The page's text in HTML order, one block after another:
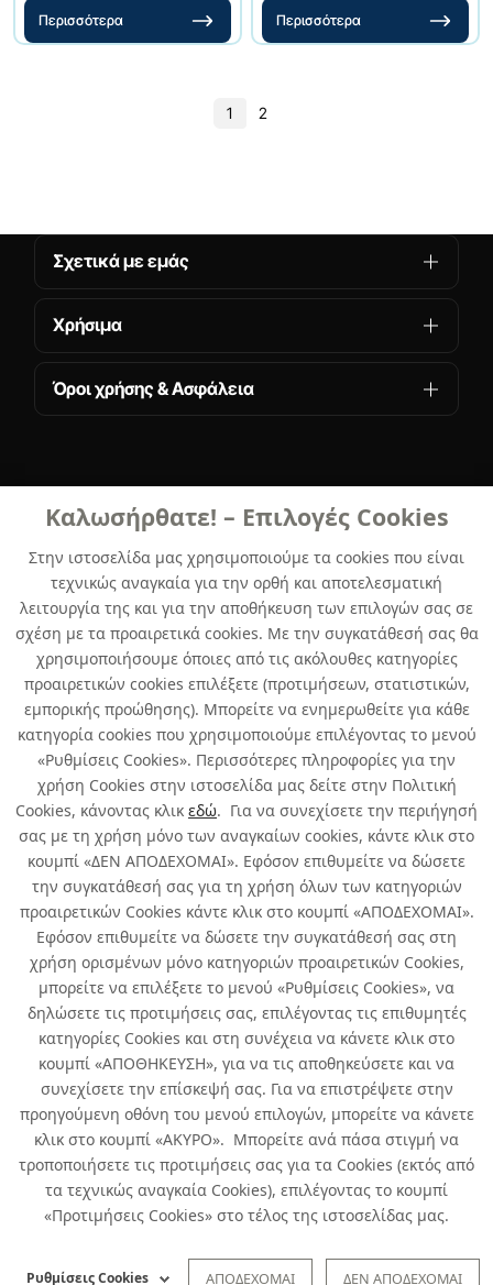
Καλωσήρθατε! – Επιλογές Cookies
Στην ιστοσελίδα μας χρησιμοποιούμε τα cookies που είναι
τεχνικώς αναγκαία για την ορθή και αποτελεσματική
λειτουργία της και για την αποθήκευση των επιλογών σας σε
σχέση με τα προαιρετικά cookies. Με την συγκατάθεσή σας θα
χρησιμοποιήσουμε όποιες από τις ακόλουθες κατηγορίες
προαιρετικών cookies επιλέξετε (προτιμήσεων, στατιστικών,
εμπορικής προώθησης). Μπορείτε να ενημερωθείτε για κάθε
κατηγορία cookies που χρησιμοποιούμε επιλέγοντας το μενού
«Ρυθμίσεις Cookies». Περισσότερες πληροφορίες για την
χρήση Cookies στην ιστοσελίδα μας δείτε στην Πολιτική
Cookies, κάνοντας κλικ εδώ. Για να συνεχίσετε την περιήγησή
σας με τη χρήση μόνο των αναγκαίων cookies, κάντε κλικ στο
κουμπί «ΔΕΝ ΑΠΟΔΕΧΟΜΑΙ». Εφόσον επιθυμείτε να δώσετε
την συγκατάθεσή σας για τη χρήση όλων των κατηγοριών
προαιρετικών Cookies κάντε κλικ στο κουμπί «ΑΠΟΔΕΧΟΜΑΙ».
Εφόσον επιθυμείτε να δώσετε την συγκατάθεσή σας στη
χρήση ορισμένων μόνο κατηγοριών προαιρετικών Cookies,
μπορείτε να επιλέξετε το μενού «Ρυθμίσεις Cookies», να
δηλώσετε τις προτιμήσεις σας, επιλέγοντας τις επιθυμητές
κατηγορίες Cookies και στη συνέχεια να κάνετε κλικ στο
κουμπί «ΑΠΟΘΗΚΕΥΣΗ», για να τις αποθηκεύσετε και να
συνεχίσετε την επίσκεψή σας. Για να επιστρέψετε στην
προηγούμενη οθόνη του μενού επιλογών, μπορείτε να κάνετε
κλικ στο κουμπί «ΑΚΥΡΟ». Μπορείτε ανά πάσα στιγμή να
τροποποιήσετε τις προτιμήσεις σας για τα Cookies (εκτός από
τα τεχνικώς αναγκαία Cookies), επιλέγοντας το κουμπί
«Προτιμήσεις Cookies» στο τέλος της ιστοσελίδας μας.
ΔΕΝ ΑΠΟΔΕΧΟΜΑΙ
ΑΠΟΔΕΧΟΜΑΙ
Ρυθμίσεις Cookies
Περισσότερα
Περισσότερα
1 2
Σχετικά με εμάς
Χρήσιμα
Όροι χρήσης & Ασφάλεια
Developed byInfo Quest Technologies
Copyright © Δήλος 2016-2026. All rights reserved